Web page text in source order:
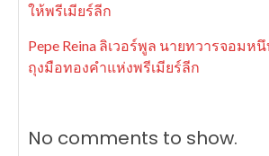
ให้พรีเมียร์ลีก
Pepe Reina ลิเวอร์พูล นายทวารจอมห
ถุงมือทองคำแห่งพรีเมียร์ลีก
No comments to show.